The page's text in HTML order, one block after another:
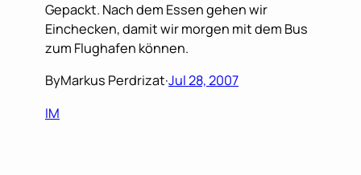
Gepackt. Nach dem Essen gehen wir
Einchecken, damit wir morgen mit dem Bus
zum Flughafen können.
ByMarkus Perdrizat·Jul 28, 2007
IM